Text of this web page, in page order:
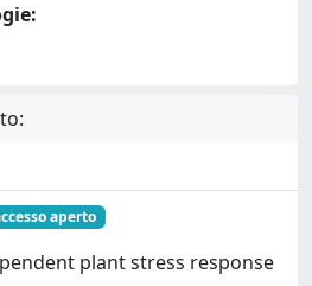
aperto
plant stress response